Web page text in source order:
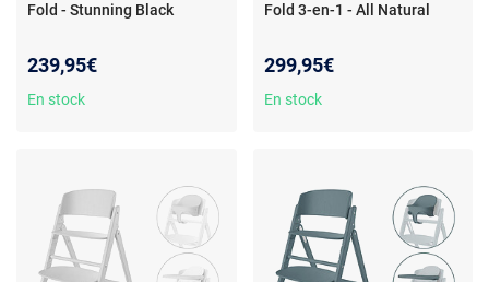
Fold - Stunning Black
239,95€
En stock
Fold 3-en-1 - All Natural
299,95€
En stock